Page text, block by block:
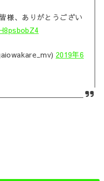
様、ありがとうござい
2019年6